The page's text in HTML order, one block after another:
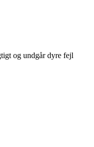
og undgår dyre fejl